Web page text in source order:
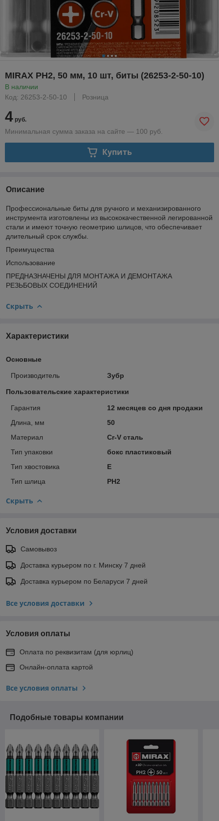
MIRAX PH2, 50 мм, 10 шт, биты (26253-2-50-10)
В наличии
Код: 26253-2-50-10
Розница
4 руб.
Минимальная сумма заказа на сайте — 100 руб.
Купить
Описание
Профессиональные биты для ручного и механизированного
инструмента изготовлены из высококачественной легированной
стали и имеют точную геометрию шлицов, что обеспечивает
длительный срок службы.
Преимущества
Использование
ПРЕДНАЗНАЧЕНЫ ДЛЯ МОНТАЖА И ДЕМОНТАЖА
РЕЗЬБОВЫХ СОЕДИНЕНИЙ
Скрыть
Характеристики
Основные
Производитель Зубр
Пользовательские характеристики
Гарантия
12 месяцев со дня продажи
Длина, мм
50
Материал
Cr-V cталь
Тип упаковки
бокс пластиковый
Тип хвостовика
E
Тип шлица
PH2
Скрыть
Условия доставки
Самовывоз
Доставка курьером по г. Минску 7 дней
Доставка курьером по Беларуси 7 дней
Все условия доставки
Условия оплаты
Оплата по реквизитам (для юрлиц)
Онлайн-оплата картой
Все условия оплаты
Подобные товары компании